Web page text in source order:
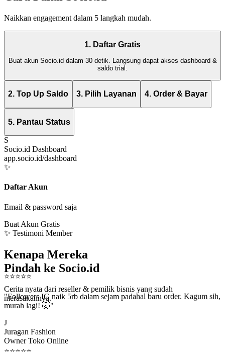
Naikkan engagement dalam 5 langkah mudah.
1. Daftar Gratis
Buat akun Socio.id dalam 30 detik. Langsung dapat akses dashboard &
saldo trial.
2. Top Up Saldo 3. Pilih Layanan 4. Order & Bayar
5. Pantau Status
S
Socio.id Dashboard
app.socio.id/dashboard
✨
Daftar Akun
Email & password saja
Buat Akun Gratis
✨ Testimoni Member
Kenapa Mereka
Pindah ke Socio.id
Cerita nyata dari reseller & pemilik bisnis yang sudah
merasakannya.
⭐⭐⭐⭐⭐
"Followers IG naik 5rb dalam sejam padahal baru order. Kagum sih,
murah lagi! 🤯"
Juragan Fashion
Owner Toko Online
⭐⭐⭐⭐ ⭐